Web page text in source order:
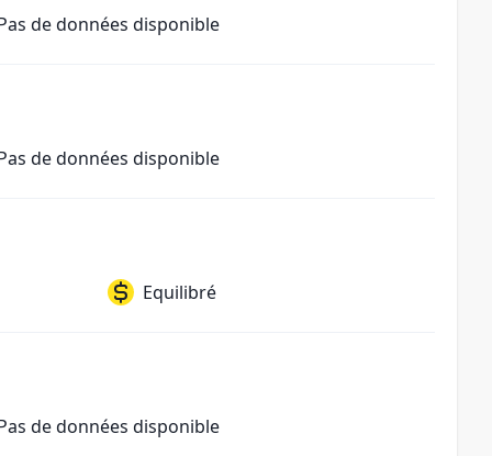
de données disponible
de données disponible
Equilibré
de données disponible